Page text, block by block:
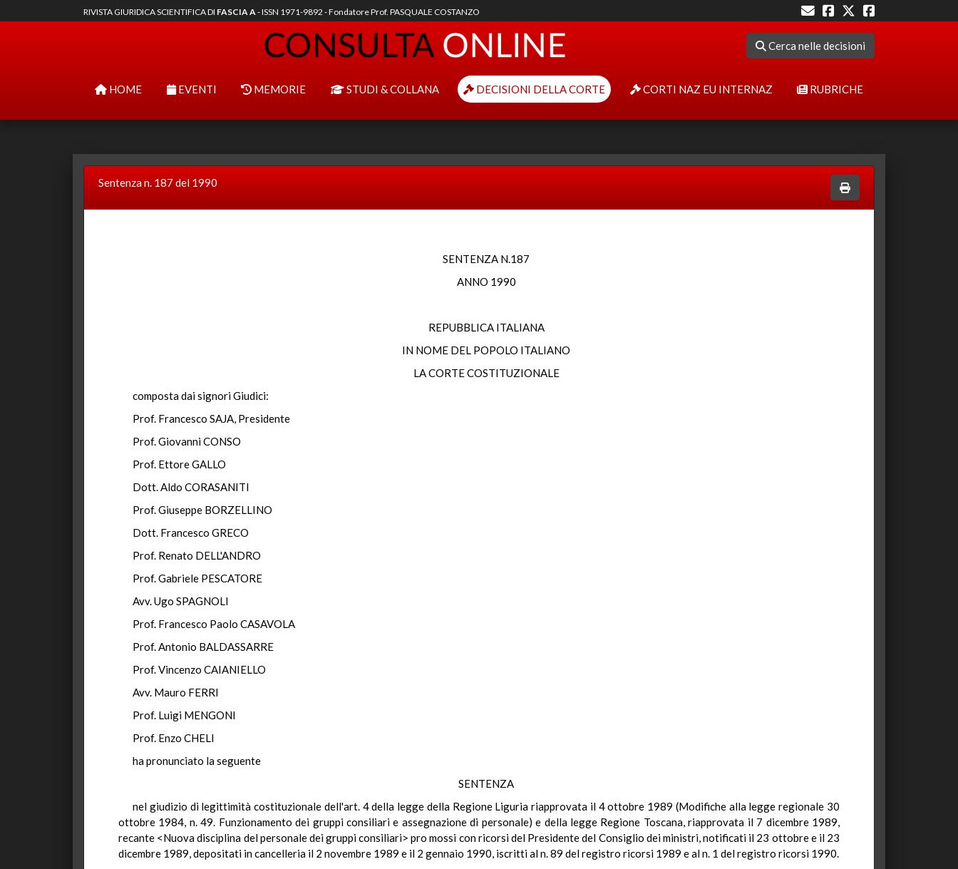
RIVISTA GIURIDICA SCIENTIFICA DI FASCIA A- ISSN 1971-9892 - Fondatore Prof. PASQUALE COSTANZO
Cerca nelle decisioni
HOME EVENTI MEMORIE STUDI & COLLANA DECISIONI DELLA CORTE CORTI NAZ EU INTERNAZ RUBRICHE
Sentenza n. 187 del 1990
SENTENZA N.187
ANNO 1990
REPUBBLICA ITALIANA
IN NOME DEL POPOLO ITALIANO
LA CORTE COSTITUZIONALE
composta dai signori Giudici:
Prof. Francesco SAJA, Presidente
Prof. Giovanni CONSO
Prof. Ettore GALLO
Dott. Aldo CORASANITI
Prof. Giuseppe BORZELLINO
Dott. Francesco GRECO
Prof. Renato DELL'ANDRO
Prof. Gabriele PESCATORE
Avv. Ugo SPAGNOLI
Prof. Francesco Paolo CASAVOLA
Prof. Antonio BALDASSARRE
Prof. Vincenzo CAIANIELLO
Avv. Mauro FERRI
Prof. Luigi MENGONI
Prof. Enzo CHELI
ha pronunciato la seguente
SENTENZA
nel giudizio di legittimità costituzionale dell'art. 4 della legge della Regione Liguria riapprovata il 4 ottobre 1989 (Modifiche alla legge regionale 30
ottobre 1984, n. 49. Funzionamento dei gruppi consiliari e assegnazione di personale) e della legge Regione Toscana, riapprovata il 7 dicembre 1989,
recante <Nuova disciplina del personale dei gruppi consiliari> pro mossi con ricorsi del Presidente del Consiglio dei ministri, notificati il 23 ottobre e il 23
dicembre 1989, depositati in cancelleria il 2 novembre 1989 e il 2 gennaio 1990, iscritti al n. 89 del registro ricorsi 1989 e al n. 1 del registro ricorsi 1990.